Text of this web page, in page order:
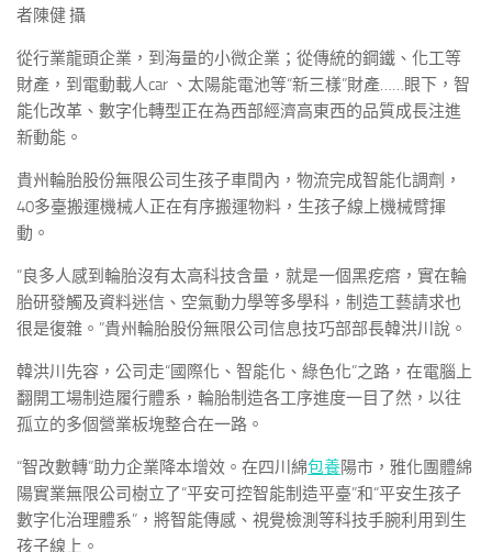
者陳健 攝
從行業龍頭企業，到海量的小微企業；從傳統的鋼鐵、化工等
財產，到電動載人car 、太陽能電池等“新三樣”財產……眼下，智
能化改革、數字化轉型正在為西部經濟高東西的品質成長注進
新動能。
貴州輪胎股份無限公司生孩子車間內，物流完成智能化調劑，
40多臺搬運機械人正在有序搬運物料，生孩子線上機械臂揮
動。
“良多人感到輪胎沒有太高科技含量，就是一個黑疙瘩，實在輪
胎研發觸及資料迷信、空氣動力學等多學科，制造工藝請求也
很是復雜。”貴州輪胎股份無限公司信息技巧部部長韓洪川說。
韓洪川先容，公司走“國際化、智能化、綠色化”之路，在電腦上
翻開工場制造履行體系，輪胎制造各工序進度一目了然，以往
孤立的多個營業板塊整合在一路。
“智改數轉”助力企業降本增效。在四川綿包養陽市，雅化團體綿
陽實業無限公司樹立了“平安可控智能制造平臺”和“平安生孩子
數字化治理體系”，將智能傳感、視覺檢測等科技手腕利用到生
孩子線上。